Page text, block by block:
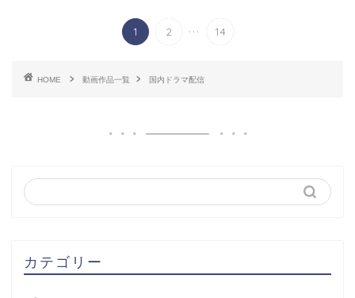
1 2 ... 14
HOME 動画作品一覧 国内ドラマ配信
カテゴリー